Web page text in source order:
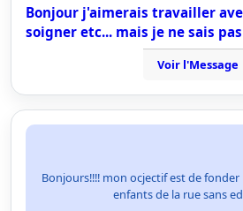
Bonjour j'aimerais travailler
soigner etc... mais je ne sais
Voir l'Message
Bonjours!!!! mon ocjectif est de
enfants de la rue sans